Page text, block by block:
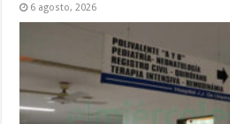
6 agosto, 2026